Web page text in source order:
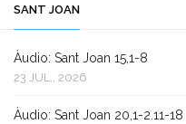
SANT JOAN
Àudio: Sant Joan 15,1-8
23 JUL., 2026
Àudio: Sant Joan 20,1-2.11-18